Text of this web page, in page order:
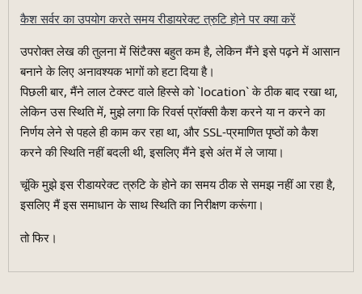
कैश सर्वर का उपयोग करते समय रीडायरेक्ट त्रुटि होने पर क्या करें
उपरोक्त लेख की तुलना में सिंटैक्स बहुत कम है, लेकिन मैंने इसे पढ़ने में आसान
बनाने के लिए अनावश्यक भागों को हटा दिया है।
पिछली बार, मैंने लाल टेक्स्ट वाले हिस्से को `location` के ठीक बाद रखा था,
लेकिन उस स्थिति में, मुझे लगा कि रिवर्स प्रॉक्सी कैश करने या न करने का
निर्णय लेने से पहले ही काम कर रहा था, और SSL-प्रमाणित पृष्ठों को कैश
करने की स्थिति नहीं बदली थी, इसलिए मैंने इसे अंत में ले जाया।
चूंकि मुझे इस रीडायरेक्ट त्रुटि के होने का समय ठीक से समझ नहीं आ रहा है,
इसलिए मैं इस समाधान के साथ स्थिति का निरीक्षण करूंगा।
तो फिर।